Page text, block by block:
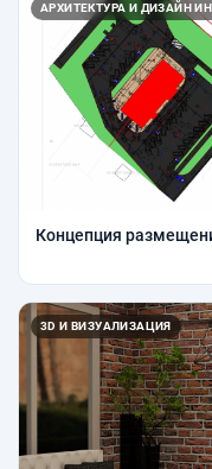
АРХИТЕКТУРА И ДИЗАЙН
Концепция
3D И ВИЗУАЛИЗАЦИЯ